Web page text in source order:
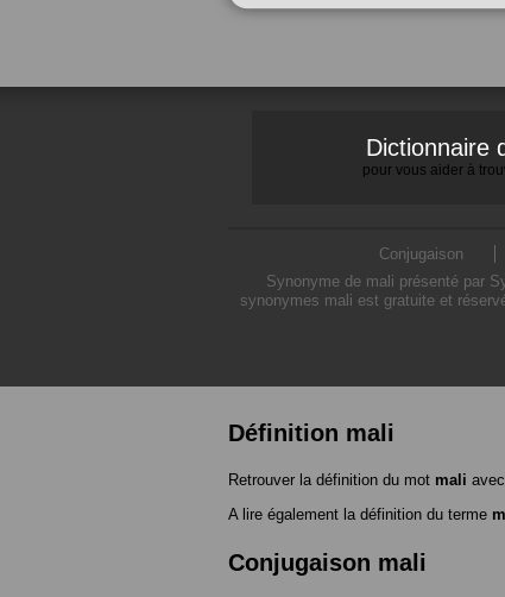
Dictionnaire
pour vous aider à
Conjugaison
Synonyme de mali présenté par
synonymes mali est gratuite et
Définition mali
Retrouver la définition du mot mali
A lire également la définition du terme
Conjugaison mali